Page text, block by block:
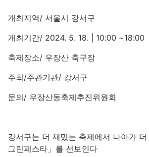
본문
개최지역/ 서울시 강서구
개최기간/ 2024. 5. 18. | 10:00 ~18:00
축제장소/ 우장산 축구장
주최/주관기관/ 강서구
문의/ 우장산동축제추진위원회
강서구는 더 재밌는 축제에서 나아가
그린페스타」를 선보인다